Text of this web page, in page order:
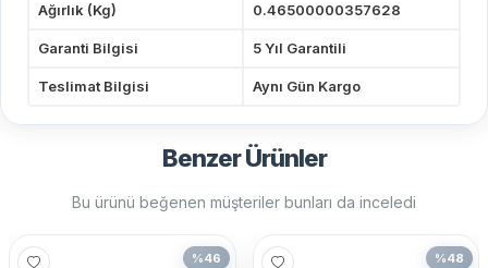
Ağırlık (Kg) 0.46500000357628
Garanti Bilgisi 5 Yıl Garantili
Teslimat Bilgisi Aynı Gün Kargo
Benzer Ürünler
Bu ürünü beğenen müşteriler bunları da inceledi
%46 %48